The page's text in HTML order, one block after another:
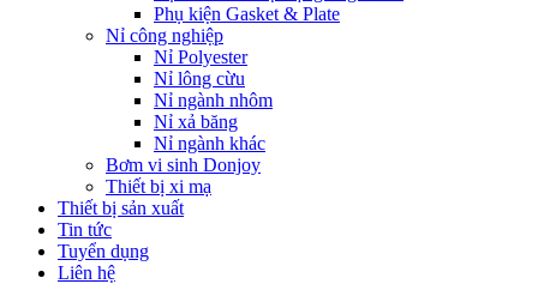
Phụ kiện Gasket & Plate
Nỉ công nghiệp
Nỉ Polyester
Nỉ lông cừu
Nỉ ngành nhôm
Nỉ xả băng
Nỉ ngành khác
Bơm vi sinh Donjoy
Thiết bị xi mạ
Thiết bị sản xuất
Tin tức
Tuyển dụng
Liên hệ